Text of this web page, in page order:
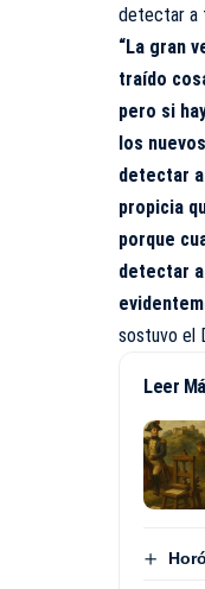
detectar a
“La gran
traído
pero si
los
detectar
propicia
porque
detectar
sostuvo el
Leer